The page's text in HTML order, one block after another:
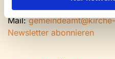
Tel.:0 52 04 / 36 28
Mail:
Newsletter abonnieren